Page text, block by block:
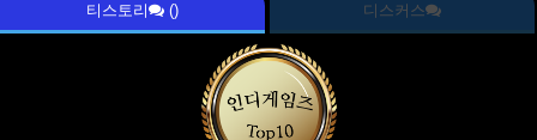
티스토리 () 디스커스